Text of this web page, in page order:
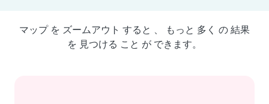
マップ を ズームアウト すると 、 もっと 多く の 結果
を 見つける こと が できます。